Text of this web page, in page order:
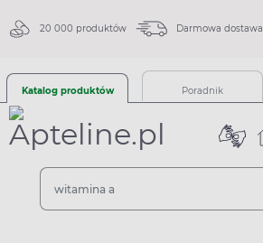
20 000 produktów Darmowa dostawa
Katalog produktów Poradnik